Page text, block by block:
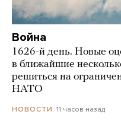
Война
1626-й день. Новые
в ближайшие
решиться на
НАТО
НОВОСТИ 11 часов назад